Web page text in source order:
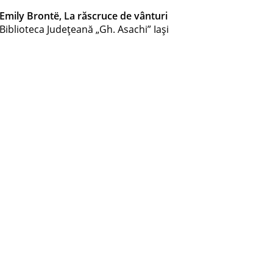
Emily Brontë, La răscruce de vânturi
Biblioteca Judeţeană „Gh. Asachi” Iaşi